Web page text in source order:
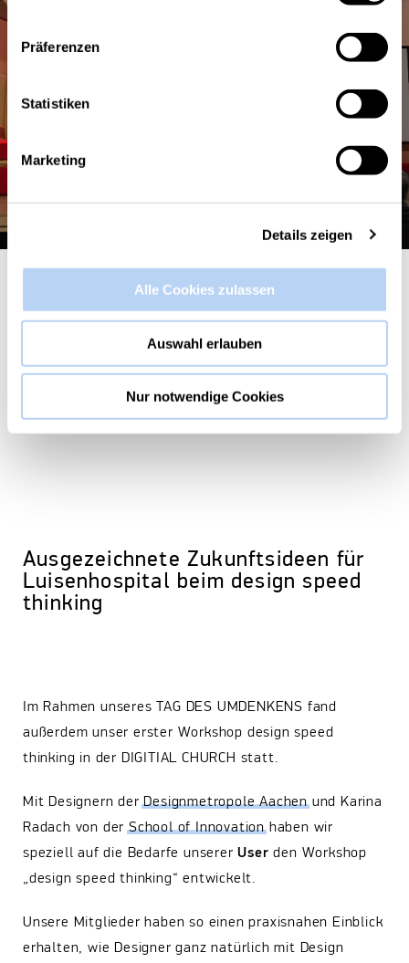
Präferenzen
Statistiken
Marketing
Details zeigen
Alle Cookies zulassen
Auswahl erlauben
Nur notwendige Cookies
Ausgezeichnete Zukunftsideen für
Luisenhospital beim design speed
thinking
Im Rahmen unseres TAG DES UMDENKENS fand
außerdem unser erster Workshop design speed
thinking in der DIGITIAL CHURCH statt.
Mit Designern derDesignmetropole Aachenund Karina
Radach von derSchool of Innovationhaben wir
speziell auf die Bedarfe unsererUser den Workshop
„design speed thinking“ entwickelt.
Unsere Mitglieder haben so einen praxisnahen Einblick
erhalten, wie Designer ganz natürlich mit Design